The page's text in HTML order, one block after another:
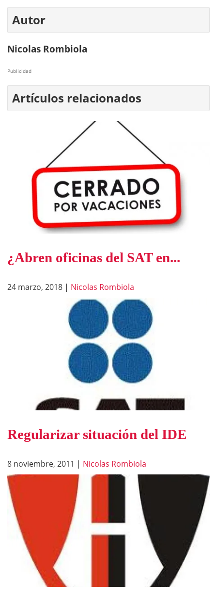
Autor
Nicolas Rombiola
Publicidad
Artículos relacionados
¿Abren oficinas del SAT en...
24 marzo, 2018 | Nicolas Rombiola
Regularizar situación del IDE
8 noviembre, 2011 | Nicolas Rombiola